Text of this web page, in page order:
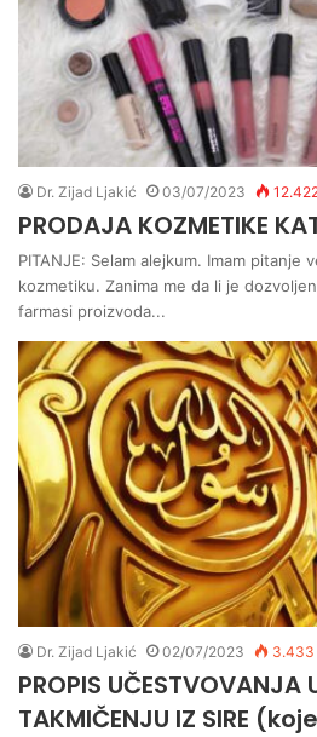
Dr. Zijad Ljakić 03/07/2023
PRODAJA KOZMETIKE
PITANJE: Selam alejkum. Imam pitanje
kozmetiku. Zanima me da li je
farmasi proizvoda...
Dr. Zijad Ljakić 02/07/2023 3.433
PROPIS UČESTVOVANJA
TAKMIČENJU IZ SIRE